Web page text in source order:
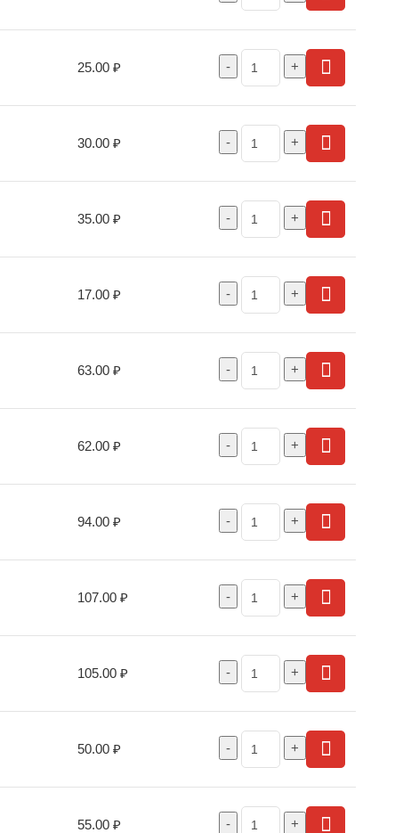
25.00 ₽
30.00 ₽
35.00 ₽
17.00 ₽
63.00 ₽
62.00 ₽
94.00 ₽
107.00 ₽
105.00 ₽
50.00 ₽
55.00 ₽